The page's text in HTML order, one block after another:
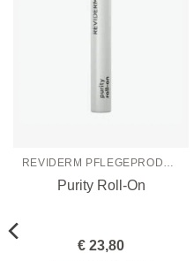
REVIDERM PFLEGEPRODUKTE
Purity Roll-On
€ 23,80